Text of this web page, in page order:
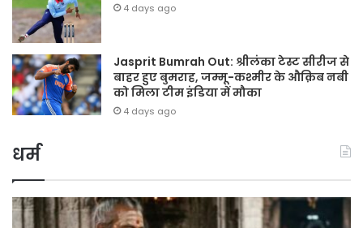
4 days ago
Jasprit Bumrah Out: श्रीलंका टेस्ट सीरीज से
बाहर हुए बुमराह, जम्मू-कश्मीर के औक़िब नबी
को मिला टीम इंडिया में मौका
4 days ago
धर्म